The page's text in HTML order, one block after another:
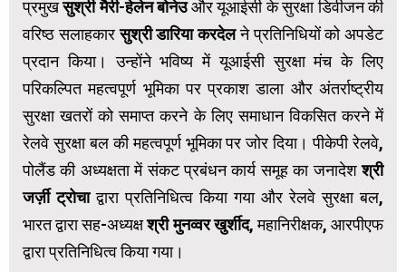
प्रमुखसुश्री मैरी-हेलेन बोनेउऔर यूआईसी के सुरक्षा डिवीजन की
वरिष्ठ सलाहकारसुश्री डारिया करदेलने प्रतिनिधियों को अपडेट
प्रदान किया। उन्होंने भविष्य में यूआईसी सुरक्षा मंच के लिए
परिकल्पित महत्वपूर्ण भूमिका पर प्रकाश डाला और अंतर्राष्ट्रीय
सुरक्षा खतरों को समाप्‍त करने के लिए समाधान विकसित करने में
रेलवे सुरक्षा बल की महत्वपूर्ण भूमिका पर जोर दिया। पीकेपी रेलवे,
पोलैंड की अध्यक्षता में संकट प्रबंधन कार्य समूह का जनादेशश्री
जर्ज़ी ट्रोचाद्वारा प्रतिनिधित्व किया गया और रेलवे सुरक्षा बल,
भारत द्वारा सह-अध्यक्षश्री मुनव्वर खुर्शीद,महानिरीक्षक, आरपीएफ
द्वारा प्रतिनिधित्व किया गया।